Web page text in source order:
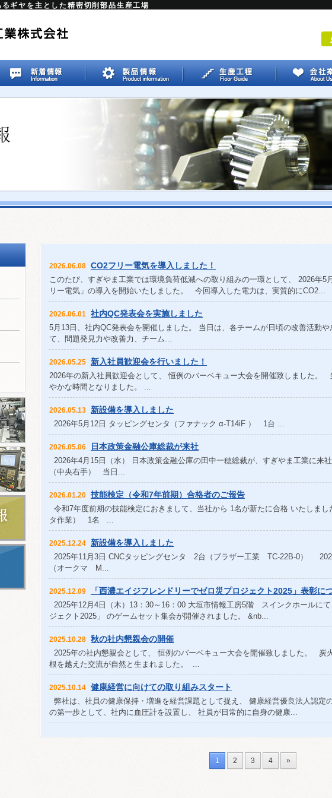
ギヤを主とした精密切削部品生産工場
2026.06.08 CO2フリー電気を導入しました！
このたび、すぎやま工業では環境負荷低減への取り組みの一環として、 2026年5
リー電気」の導入を開始いたしました。 今回導入した電力は、実質的にCO2...
2026.06.01 社内QC発表会を実施しました
5月13日、社内QC発表会を開催しました。 当日は、各チームが日頃の改善活
て、問題発見力や改善力、チーム...
2026.05.25 新入社員歓迎会を行いました！
2026年の新入社員歓迎会として、 恒例のバーベキュー大会を開催致しました。
やかな時間となりました。 ...
2026.05.13 新設備を導入しました
2026年5月12日 タッピングセンタ（ファナック α-T14iF ） 1台 ...
2026.05.06 日本政策金融公庫総裁が来社
2026年4月15日（水） 日本政策金融公庫の田中一穂総裁が、すぎやま工業に
（中央右手） 当日...
2026.01.20 技能検定（令和7年前期）合格者のご報告
令和7年度前期の技能検定におきまして、当社から 1名が新たに合格 いたしま
タ作業） 1名 ...
2025.12.24 新設備を導入しました
2025年11月3日 CNCタッピングセンタ 2台（ブラザー工業 TC-22B-0）
（オークマ M...
2025.12.09 「西濃エイジフレンドリーでゼロ災プロジェクト2025」表彰に
2025年12月4日（木）13：30～16：00 大垣市情報工房5階 スインクホールに
ジェクト2025」 のゲームセット集会が開催されました。 &nb...
2025.10.28 秋の社内懇親会の開催
2025年の社内懇親会として、 恒例のバーベキュー大会を開催致しました。 炭
根を越えた交流が自然と生まれました。 ...
2025.10.14 健康経営に向けての取り組みスタート
弊社は、社員の健康保持・増進を経営課題として捉え、 健康経営優良法人認
の第一歩として、社内に血圧計を設置し、 社員が日常的に自身の健康...
1 2 3 4 »